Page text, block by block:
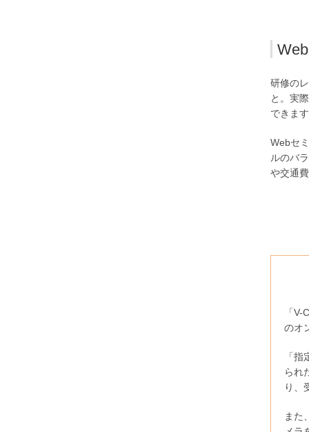
研修の
と。実
できま
Webセ
ルのバ
や交通
「
のオ
「
られ
り、
また